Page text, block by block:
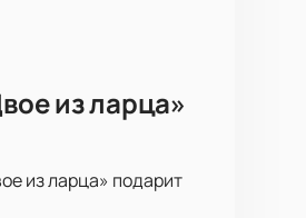
из ларца»
из ларца» подарит